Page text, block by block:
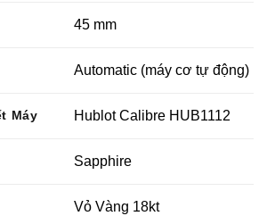
45 mm
Automatic (máy cơ tự động)
Máy Hublot Calibre HUB1112
Sapphire
Vỏ Vàng 18kt